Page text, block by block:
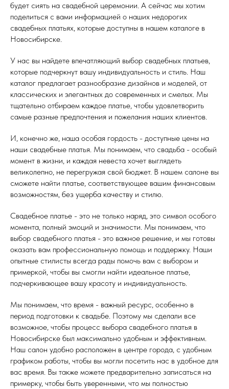
будет сиять на свадебной церемонии. А сейчас мы хотим
поделиться с вами информацией о наших недорогих
свадебных платьях, которые доступны в нашем каталоге в
Новосибирске.
У нас вы найдете впечатляющий выбор свадебных платьев,
которые подчеркнут вашу индивидуальность и стиль. Наш
каталог предлагает разнообразие дизайнов и моделей, от
классических и элегантных до современных и смелых. Мы
тщательно отбираем каждое платье, чтобы удовлетворить
самые разные предпочтения и пожелания наших клиентов.
И, конечно же, наша особая гордость - доступные цены на
наши свадебные платья. Мы понимаем, что свадьба - особый
момент в жизни, и каждая невеста хочет выглядеть
великолепно, не перегружая свой бюджет. В нашем салоне вы
сможете найти платье, соответствующее вашим финансовым
возможностям, без ущерба качеству и стилю.
Свадебное платье - это не только наряд, это символ особого
момента, полный эмоций и значимости. Мы понимаем, что
выбор свадебного платья - это важное решение, и мы готовы
оказать вам профессиональную помощь и поддержку. Наши
опытные стилисты всегда рады помочь вам с выбором и
примеркой, чтобы вы смогли найти идеальное платье,
подчеркивающее вашу красоту и индивидуальность.
Мы понимаем, что время - важный ресурс, особенно в
период подготовки к свадьбе. Поэтому мы сделали все
возможное, чтобы процесс выбора свадебного платья в
Новосибирске был максимально удобным и эффективным.
Наш салон удобно расположен в центре города, с удобным
графиком работы, чтобы вы могли посетить нас в удобное для
вас время. Вы также можете предварительно записаться на
примерку, чтобы быть уверенными, что мы полностью